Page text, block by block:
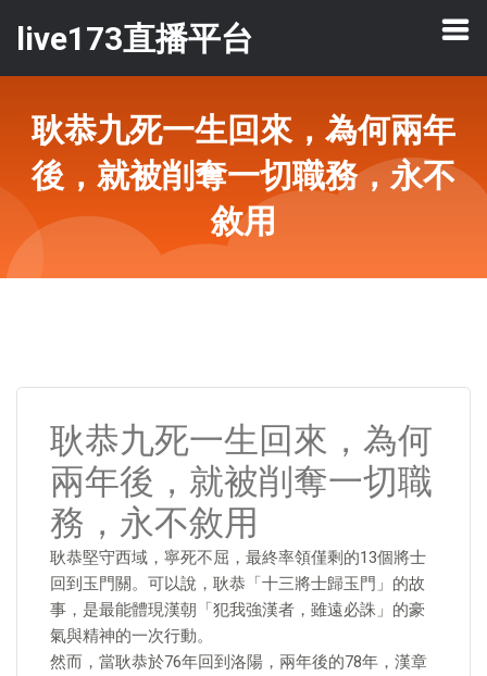
live173直播平台
耿恭九死一生回來，為何兩年
後，就被削奪一切職務，永不
敘用
耿恭九死一生回來，為何
兩年後，就被削奪一切職
務，永不敘用
耿恭堅守西域，寧死不屈，最終率領僅剩的13個將士
回到玉門關。可以說，耿恭「十三將士歸玉門」的故
事，是最能體現漢朝「犯我強漢者，雖遠必誅」的豪
氣與精神的一次行動。
然而，當耿恭於76年回到洛陽，兩年後的78年，漢章